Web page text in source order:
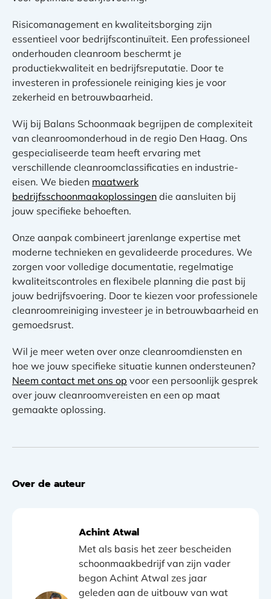
Risicomanagement en kwaliteitsborging zijn
essentieel voor bedrijfscontinuïteit. Een professioneel
onderhouden cleanroom beschermt je
productiekwaliteit en bedrijfsreputatie. Door te
investeren in professionele reiniging kies je voor
zekerheid en betrouwbaarheid.
Wij bij Balans Schoonmaak begrijpen de complexiteit
van cleanroomonderhoud in de regio Den Haag. Ons
gespecialiseerde team heeft ervaring met
verschillende cleanroomclassificaties en industrie-
eisen. We bieden maatwerk
bedrijfsschoonmaakoplossingen die aansluiten bij
jouw specifieke behoeften.
Onze aanpak combineert jarenlange expertise met
moderne technieken en gevalideerde procedures. We
zorgen voor volledige documentatie, regelmatige
kwaliteitscontroles en flexibele planning die past bij
jouw bedrijfsvoering. Door te kiezen voor professionele
cleanroomreiniging investeer je in betrouwbaarheid en
gemoedsrust.
Wil je meer weten over onze cleanroomdiensten en
hoe we jouw specifieke situatie kunnen ondersteunen?
Neem contact met ons op voor een persoonlijk gesprek
over jouw cleanroomvereisten en een op maat
gemaakte oplossing.
Over de auteur
Achint Atwal
Met als basis het zeer bescheiden
schoonmaakbedrijf van zijn vader
begon Achint Atwal zes jaar
geleden aan de uitbouw van wat